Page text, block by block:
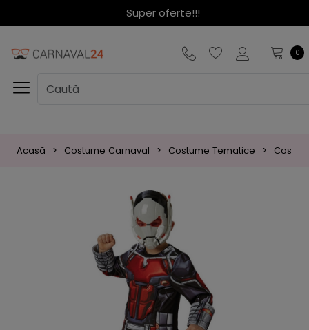
Super oferte!!!
0
Acasă Costume Carnaval Costume Tematice